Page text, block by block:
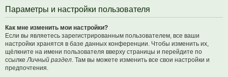
Параметры и настройки пользователя
Как мне изменить мои настройки?
Если вы являетесь зарегистрированным пользователем, все ваши
настройки хранятся в базе данных конференции. Чтобы изменить их,
щёлкните на имени пользователя вверху страницы и перейдите по
ссылкеЛичный раздел. Там вы можете изменить все свои настройки и
предпочтения.